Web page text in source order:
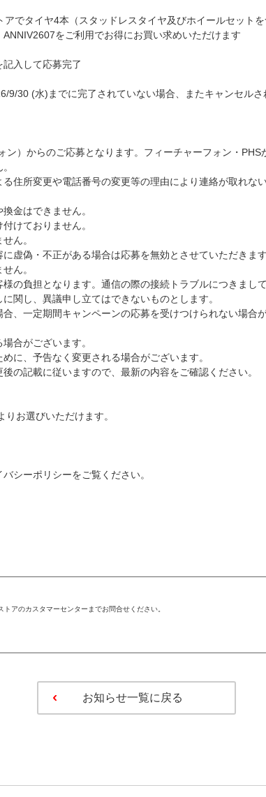
でタイヤ4本（スタッドレスタイヤ及びホイールセットを
をご利用でお得にお買い求めいただけます
入して応募完了
30 (水)までに完了されていない場合、またキャンセルさ
）からのご応募となります。フィーチャーフォン・PHS
住所変更や電話番号の変更等の理由により連絡が取れな
金はできません。
けておりません。
ん。
虚偽・不正がある場合は応募を無効とさせていただきます
ん。
の負担となります。通信の際の接続トラブルにつきまし
関し、異議申し立てはできないものとします。
、一定期間キャンペーンの応募を受けつけられない場合が
合がございます。
に、予告なく変更される場合がございます。
の記載に従いますので、最新の内容をご確認ください。
お選びいただけます。
シーポリシーをご覧ください。
アのカスタマーセンターまでお問合せください。
お知らせ一覧に戻る